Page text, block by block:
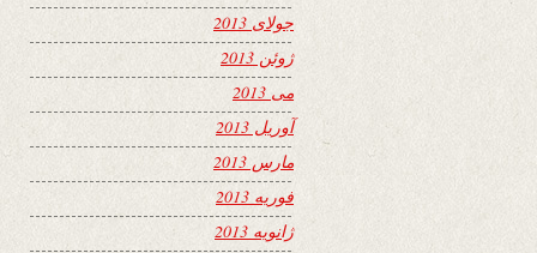
جولای 2013
ژوئن 2013
می 2013
آوریل 2013
مارس 2013
فوریه 2013
ژانویه 2013